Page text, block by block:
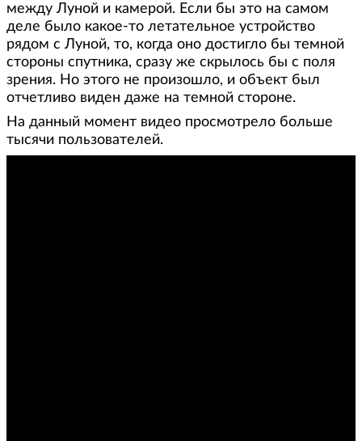
между Луной и камерой. Если бы это на самом
деле было какое-то летательное устройство
рядом с Луной, то, когда оно достигло бы темной
стороны спутника, сразу же скрылось бы с поля
зрения. Но этого не произошло, и объект был
отчетливо виден даже на темной стороне.
На данный момент видео просмотрело больше
тысячи пользователей.